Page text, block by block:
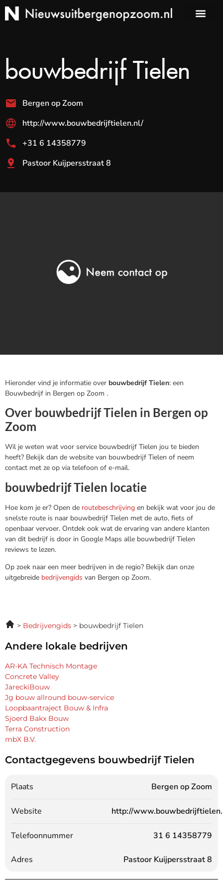
bouwbedrijf Tielen
Bergen op Zoom
http://www.bouwbedrijftielen.nl/
+31 6 14358779
Pastoor Kuijpersstraat 8
Hieronder vind je informatie over bouwbedrijf Tielen: een
Bouwbedrijf in Bergen op Zoom .
Over bouwbedrijf Tielen in Bergen op
Zoom
Wil je weten wat voor service bouwbedrijf Tielen jou te bieden
heeft? Bekijk dan de website van bouwbedrijf Tielen of neem
contact met ze op via telefoon of e-mail.
bouwbedrijf Tielen locatie
Hoe kom je er? Open de routebeschrijving en bekijk wat voor jou de
snelste route is naar bouwbedrijf Tielen met de auto, fiets of
openbaar vervoer. Ontdek ook wat de ervaring van andere klanten
van dit bedrijf is door in Google Maps alle bouwbedrijf Tielen
reviews te lezen.
Op zoek naar een meer bedrijven in de regio? Bekijk dan onze
uitgebreide bedrijvengids van Bergen op Zoom.
Bedrijvengids bouwbedrijf Tielen
Andere lokale bedrijven
AR-KA Technisch Montage
Concrete Valley
JareckiBouw
Jg bouw allround bouw-service
Loopbaantraject Bouw & Infra
Sjoerd Bakx Bouw
Terra Construction
mbX B.V.
Contactgegevens bouwbedrijf Tielen
Plaats Bergen op Zoom
Website http://
Telefoonnummer 31 6 14358779
Adres Pastoor Kuijpersstraat 8